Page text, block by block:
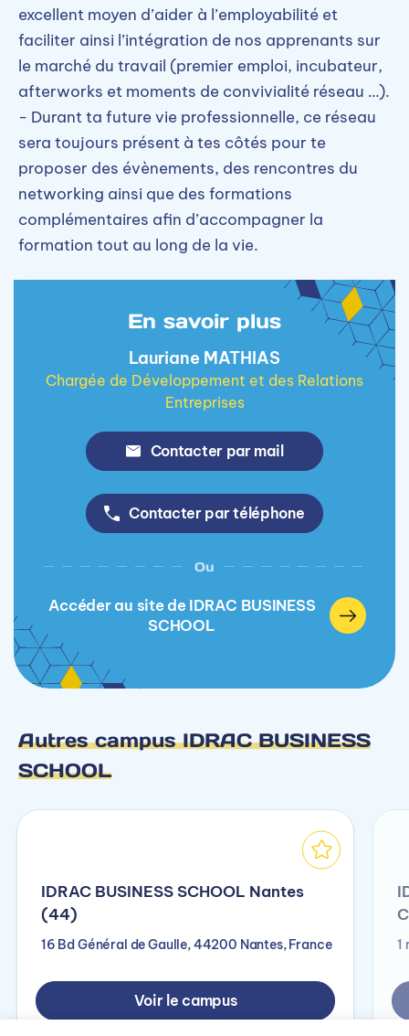
excellent moyen d’aider à l’employabilité et
faciliter ainsi l’intégration de nos apprenants sur
le marché du travail (premier emploi, incubateur,
afterworks et moments de convivialité réseau …).
- Durant ta future vie professionnelle, ce réseau
sera toujours présent à tes côtés pour te
proposer des évènements, des rencontres du
networking ainsi que des formations
complémentaires afin d’accompagner la
formation tout au long de la vie.
En savoir plus
Lauriane MATHIAS
Chargée de Développement et des Relations
Entreprises
Contacter par mail
Contacter par téléphone
Ou
Accéder au site de IDRAC BUSINESS
SCHOOL
Autres campus IDRAC BUSINESS
SCHOOL
IDRAC BUSINESS SCHOOL Nantes
(44)
16 Bd Général de Gaulle, 44200 Nantes, France
Voir le campus
1